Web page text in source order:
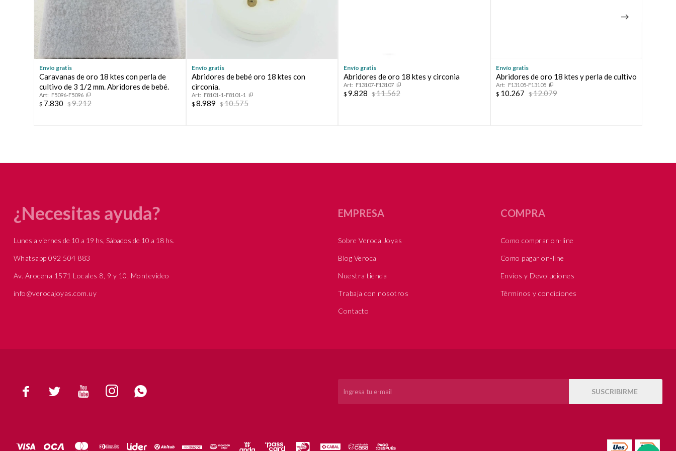
Envío gratis
Caravanas de oro 18 ktes con perla de
cultivo de 3 1/2 mm. Abridores de bebé.
F5096-F5096
$ 7.830 $9.212
Envío gratis
Abridores de bebé oro 18 ktes con
circonia.
F8101-1-F8101-1
$ 8.989 $10.575
Envío gratis
Abridores de oro 18 ktes y circonia
F13107-F13107
$ 9.828 $11.562
Envío gratis
Abridores de oro 18 ktes y perla de cultivo
F13105-F13105
$ 10.267 $12.079
     SUSCRIBIRME
¿Necesitas ayuda?
Lunes a viernes de 10 a 19 hs, Sábados de 10 a 18 hs.
Whatsapp 092 504 883
Av. Arocena 1571 Locales 8, 9 y 10, Montevideo
info@verocajoyas.com.uy
EMPRESA
Sobre Veroca Joyas
Blog Veroca
Nuestra tienda
Trabaja con nosotros
Contacto
COMPRA
Como comprar on-line
Como pagar on-line
Envíos y Devoluciones
Términos y condiciones